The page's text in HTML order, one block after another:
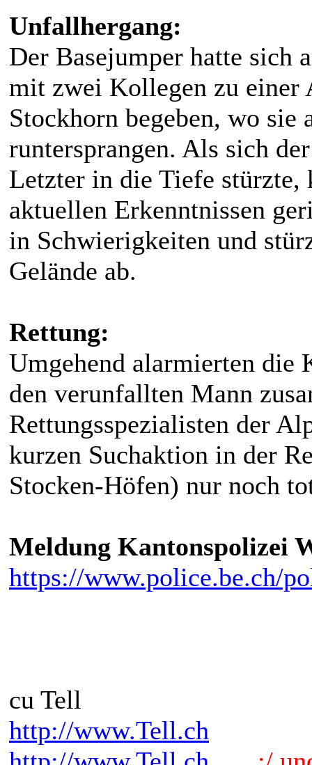
Unfallhergang:
Der Basejumper hatte sich
mit zwei Kollegen zu einer
Stockhorn begeben, wo sie
runtersprangen. Als sich
Letzter in die Tiefe stürzte,
aktuellen Erkenntnissen
in Schwierigkeiten und
Gelände ab.
Rettung:
Umgehend alarmierten die
den verunfallten Mann
Rettungsspezialisten der
kurzen Suchaktion in der
Stocken-Höfen) nur noch
Meldung Kantonspolizei
https://www.police.be.ch/
cu Tell
http://www.Tell.ch